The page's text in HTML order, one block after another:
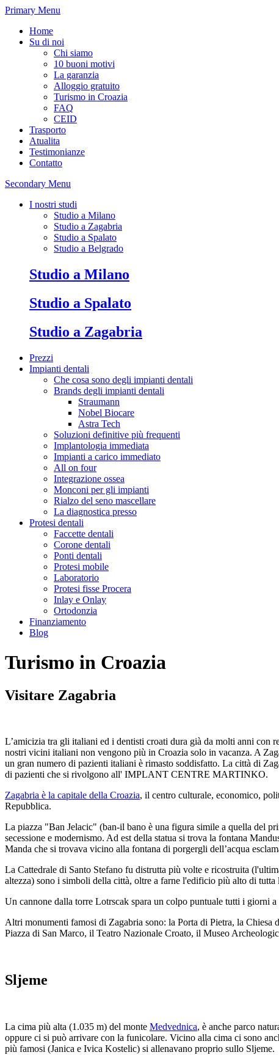
Primary Menu
Home
Su di noi
Chi siamo
10 buoni motivi
La garanzia
Alloggio gratuito
Turismo in Croazia
FAQ
CEID
Trasporto
Atualita
Testimonianze
Contatto
Secondary Menu
I nostri studi
Studio a Milano
Studio a Zagabria
Studio a Spalato
Studio a Belgrado
Studio a Milano
Studio a Spalato
Studio a Zagabria
Prezzi
Impianti dentali
Che cosa sono degli impianti dentali
Brands degli impianti dentali
Straumann
Nobel Biocare
Astra Tech
Soluzioni definitive più frequenti
Implantologia immediata
Impianti a carico immediato
All on four
Integrazione ossea
Monconi per gli impianti
Rialzo del seno mascellare
La diagnostica presso
Protesi dentali
Faccette dentali
Corone dentali
Ponti dentali
Protesi mobile
Laboratorio
Protesi fisse Procera
Inlay e Onlay
Ortodonzia
Finanziamento
Blog
Turismo in Croazia
Visitare Zagabria
L’amicizia tra gli italiani ed i dentisti croati dura già da molti anni con
nostri vicini italiani non vengono più in Croazia solo in vacanza. A
un gran numero di pazienti italiani è rimasto soddisfatto. La città di
di pazienti che si rivolgono all' IMPLANT CENTRE MARTINKO.
Zagabria è la capitale della Croazia, il centro culturale, economico,
Repubblica.
La piazza "Ban Jelacic" (ban-il bano è una figura simile a quella del
secessione e modernismo. Ad est della statua si trova la fontana
Manda che si trovava vicino alla fontana di porgergli dell’acqua
La Cattedrale di Santo Stefano fu distrutta più volte e ricostruita
altezza) sono i simboli della città, oltre a farne l'edificio più alto di tutta
Un cannone dalla torre Lotrscak spara un colpo puntuale tutti i giorni
Altri monumenti famosi di Zagabria sono: la Porta di Pietra, la
Piazza di San Marco, il Teatro Nazionale Croato, il Museo
Sljeme
La cima più alta (1.035 m) del monte Medvednica, è anche parco
oppure ci si può arrivare con la funicolare. Vicino alla cima ci sono
più famosi (Janica e Ivica Kostelic) si allenavano proprio sullo Sljeme.